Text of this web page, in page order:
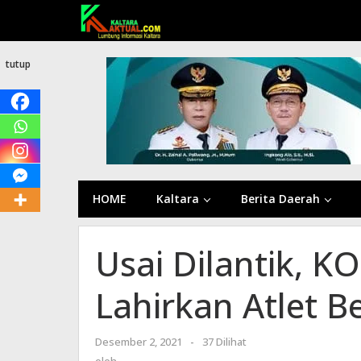
konten
HOME Kaltara Berita Daerah
tutup
Usai Dilantik,
Lahirkan Atlet
Desember 2, 2021 oleh
-
37 Dilihat